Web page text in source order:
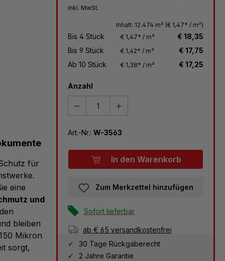
inkl. MwSt.
Inhalt: 12.474 m² (€ 1,47* / m²)
Bis 4 Stück € 1,47* / m²
€ 18,35
Bis 9 Stück € 1,42* / m²
€ 17,75
Ab 10 Stück € 1,38* / m² € 17,25
Anzahl
Art.-Nr.: W-3563
In den Warenkorb
Zum Merkzettel hinzufügen
Sofort lieferbar
ab € 65 versandkostenfrei
30 Tage Rückgaberecht
2 Jahre Garantie
für
eine
und
bleiben
Mikron
sorgt,